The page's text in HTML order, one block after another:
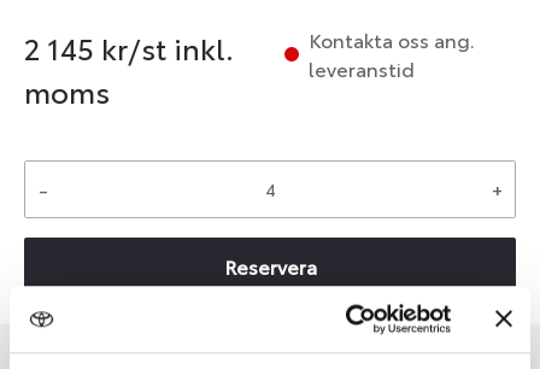
2 145 kr/st inkl.
moms
Kontakta oss ang.
leveranstid
- +
Reservera